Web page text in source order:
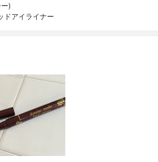
)
ドアイライナー